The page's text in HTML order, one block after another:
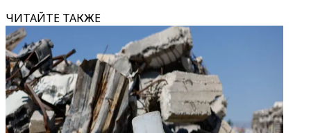
ЧИТАЙТЕ ТАКЖЕ